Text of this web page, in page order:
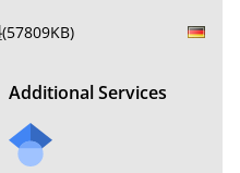
(57809KB)
Additional Services